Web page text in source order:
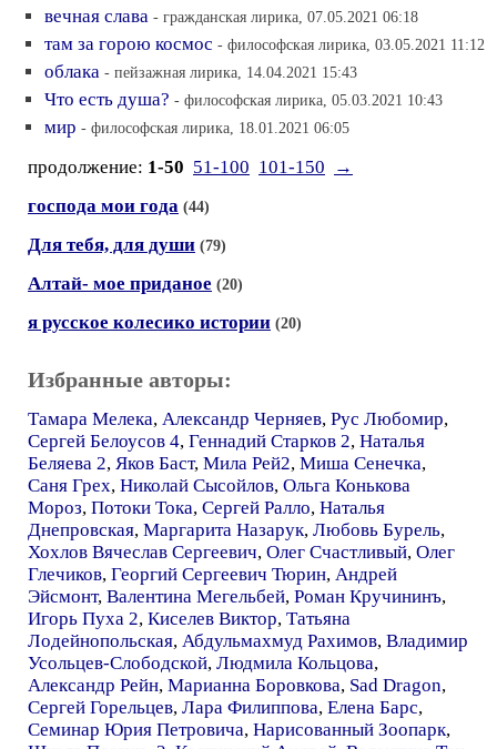
вечная слава - гражданская лирика, 07.05.2021 06:18
там за горою космос - философская лирика, 03.05.2021 11:12
облака - пейзажная лирика, 14.04.2021 15:43
Что есть душа? - философская лирика, 05.03.2021 10:43
мир - философская лирика, 18.01.2021 06:05
продолжение: 1-50 51-100 101-150
→
господа мои года (44)
Для тебя, для души (79)
Алтай- мое приданое (20)
я русское колесико истории (20)
Избранные авторы:
Тамара Мелека, Александр Черняев, Рус Любомир,
Сергей Белоусов 4, Геннадий Старков 2, Наталья
Беляева 2, Яков Баст, Мила Рей2, Миша Сенечка,
Саня Грех, Николай Сысойлов, Ольга Конькова
Мороз, Потоки Тока, Сергей Ралло, Наталья
Днепровская, Маргарита Назарук, Любовь Бурель,
Хохлов Вячеслав Сергеевич, Олег Счастливый, Олег
Глечиков, Георгий Сергеевич Тюрин, Андрей
Эйсмонт, Валентина Мегельбей, Роман Кручининъ,
Игорь Пуха 2, Киселев Виктор, Татьяна
Лодейнопольская, Абдульмахмуд Рахимов, Владимир
Усольцев-Слободской, Людмила Кольцова,
Александр Рейн, Марианна Боровкова, Sad Dragon,
Сергей Горельцев, Лара Филиппова, Елена Барс,
Семинар Юрия Петровича, Нарисованный Зоопарк,